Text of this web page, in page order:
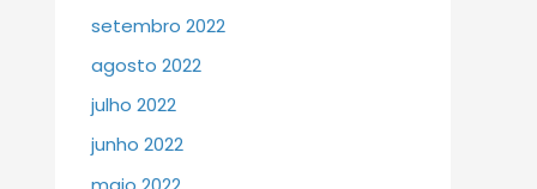
setembro 2022
agosto 2022
julho 2022
junho 2022